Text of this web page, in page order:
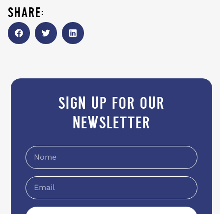
share:
sign up for our
newsletter